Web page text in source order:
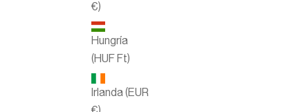
€)
Hungría
(HUF Ft)
Irlanda (EUR